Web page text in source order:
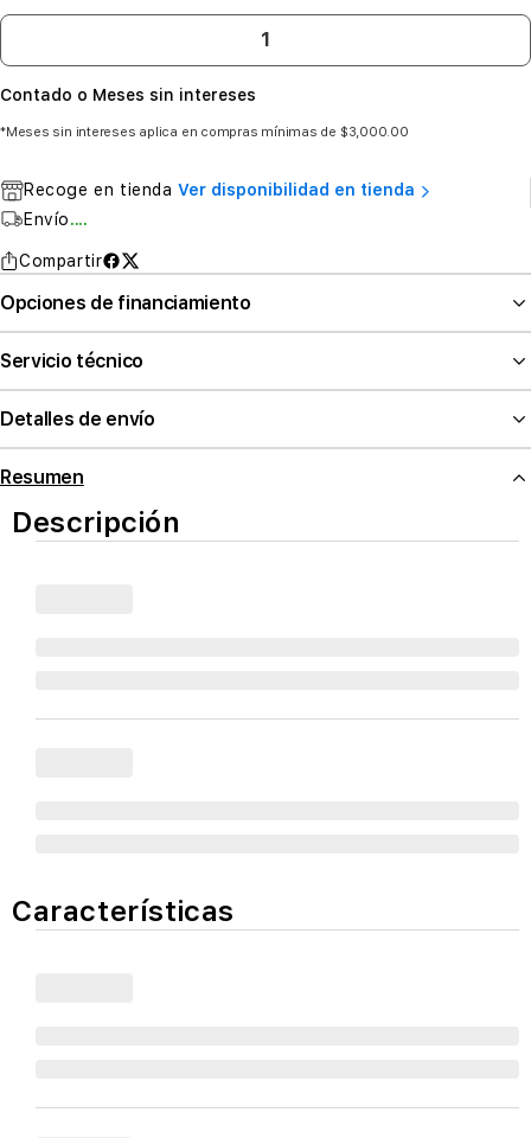
Contado o Meses sin intereses
*Meses sin intereses aplica en compras mínimas de $3,000.00
Recoge en tienda Ver disponibilidad en tienda
Envío....
Compartir
Opciones de financiamiento
Servicio técnico
Detalles de envío
Resumen
Descripción
Características